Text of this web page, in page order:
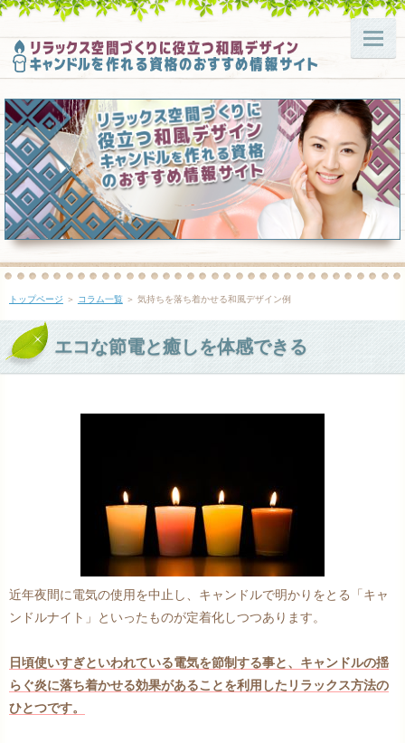
トップページ ＞ コラム一覧＞ 気持ちを落ち着かせる和風デザイン例
エコな節電と癒しを体感できる
近年夜間に電気の使用を中止し、キャンドルで明かりをとる「キャ
ンドルナイト」といったものが定着化しつつあります。
日頃使いすぎといわれている電気を節制する事と、キャンドルの揺
らぐ炎に落ち着かせる効果があることを利用したリラックス方法の
ひとつです。